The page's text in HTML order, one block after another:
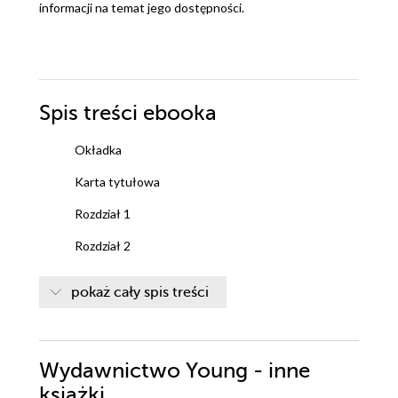
informacji na temat jego dostępności.
Spis treści ebooka
Okładka
Karta tytułowa
Rozdział 1
Rozdział 2
Rozdział 5
Rozdział 6
pokaż cały spis treści
Wydawnictwo Young - inne